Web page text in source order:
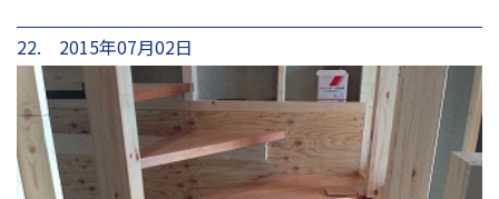
22. 2015年07月02日